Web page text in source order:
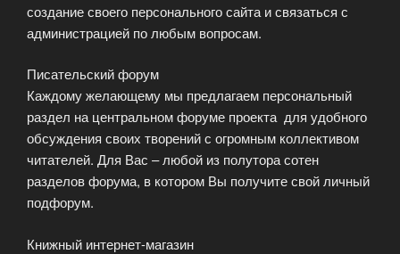
создание своего персонального сайта и связаться с
администрацией по любым вопросам.
Писательский форум
Каждому желающему мы предлагаем персональный
раздел на центральном форуме проекта для удобного
обсуждения своих творений с огромным коллективом
читателей. Для Вас – любой из полутора сотен
разделов форума, в котором Вы получите свой личный
подфорум.
Книжный интернет-магазин